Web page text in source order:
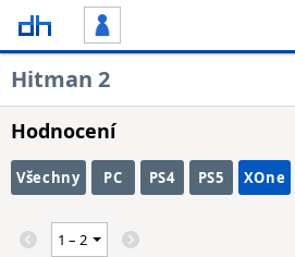
Hitman 2
Hodnocení
Všechny PC PS4 PS5 XOne